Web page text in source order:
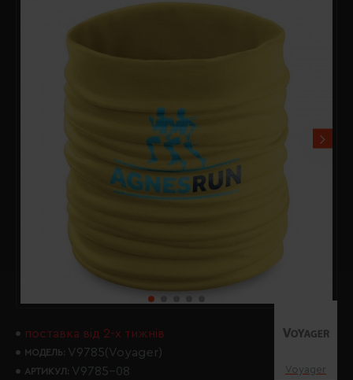
поставка від 2-х тижнів
МОДЕЛЬ: V9785(Voyager)
АРТИКУЛ: V9785-08 Voyager